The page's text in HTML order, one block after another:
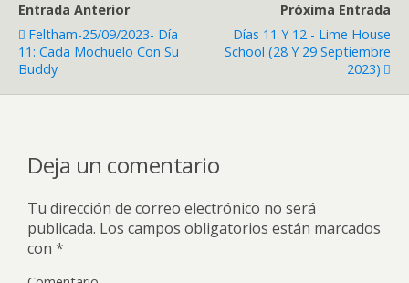
Entrada Anterior
Feltham-25/09/2023- Día
11: Cada Mochuelo Con Su
Buddy
Próxima Entrada
Días 11 Y 12 - Lime House
School (28 Y 29 Septiembre
2023)
Deja un comentario
Tu dirección de correo electrónico no será
publicada. Los campos obligatorios están marcados
con *